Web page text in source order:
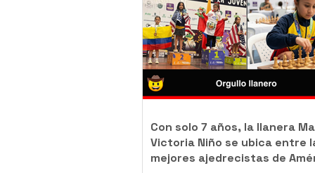
body piercer profesional
ha construido una carrera en el
del arte corporal, convencido de
tatuaje y el body piercing van
más allá de la estética: son una
inmortalizar historias, emociones
momentos que acompañarán a
Con solo 7 años, la llanera
Victoria Niño se ubica entre
mejores ajedrecistas de